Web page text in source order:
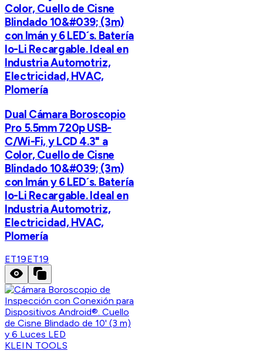
Color, Cuello de Cisne
Blindado 10&#039; (3m)
con Imán y 6 LED´s. Batería
Io-Li Recargable. Ideal en
Industria Automotriz,
Electricidad, HVAC,
Plomería
Dual Cámara Boroscopio
Pro 5.5mm 720p USB-
C/Wi-Fi, y LCD 4.3" a
Color, Cuello de Cisne
Blindado 10&#039; (3m)
con Imán y 6 LED´s. Batería
Io-Li Recargable. Ideal en
Industria Automotriz,
Electricidad, HVAC,
Plomería
ET19ET19
KLEIN TOOLS